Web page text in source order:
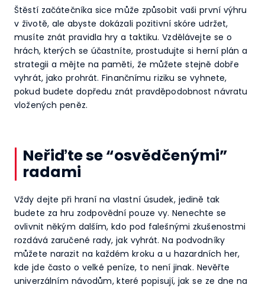
Štěstí začátečníka sice může způsobit vaši první výhru
v životě, ale abyste dokázali pozitivní skóre udržet,
musíte znát pravidla hry a taktiku. Vzdělávejte se o
hrách, kterých se účastníte, prostudujte si herní plán a
strategii a mějte na paměti, že můžete stejně dobře
vyhrát, jako prohrát. Finančnímu riziku se vyhnete,
pokud budete dopředu znát pravděpodobnost návratu
vložených peněz.
Neřiďte se “osvědčenými”
radami
Vždy dejte při hraní na vlastní úsudek, jedině tak
budete za hru zodpovědní pouze vy. Nenechte se
ovlivnit někým dalším, kdo pod falešnými zkušenostmi
rozdává zaručené rady, jak vyhrát. Na podvodníky
můžete narazit na každém kroku a u hazardních her,
kde jde často o velké peníze, to není jinak. Nevěřte
univerzálním návodům, které popisují, jak se ze dne na